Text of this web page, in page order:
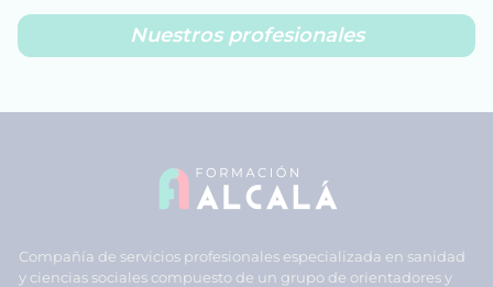
Nuestros profesionales
Compañía de servicios profesionales especializada en sanidad
y ciencias sociales compuesto de un grupo de orientadores y